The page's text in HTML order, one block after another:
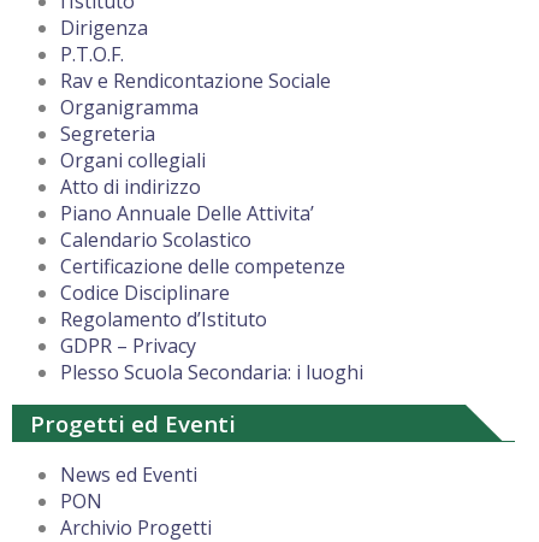
Dirigenza
P.T.O.F.
Rav e Rendicontazione Sociale
Organigramma
Segreteria
Organi collegiali
Atto di indirizzo
Piano Annuale Delle Attivita’
Calendario Scolastico
Certificazione delle competenze
Codice Disciplinare
Regolamento d’Istituto
GDPR – Privacy
Plesso Scuola Secondaria: i luoghi
Progetti ed Eventi
News ed Eventi
PON
Archivio Progetti